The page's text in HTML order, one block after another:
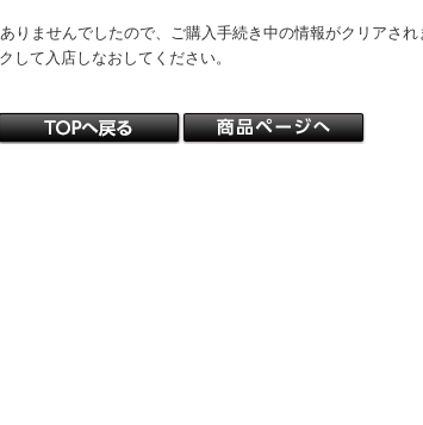
りませんでしたので、ご購入手続き中の情報がクリアされ
して入店しなおしてください。